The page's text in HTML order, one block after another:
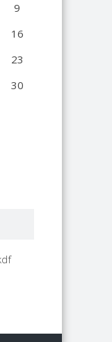
9
16
23
30